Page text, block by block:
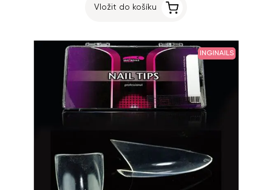
Vložit do košíku
INGINAILS